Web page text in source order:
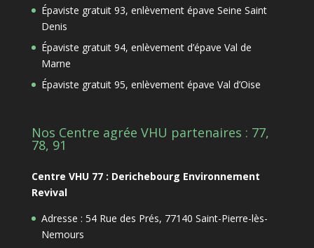
Épaviste gratuit 93, enlèvement épave Seine Saint
Denis
Épaviste gratuit 94, enlèvement d’épave Val de
Marne
Épaviste gratuit 95, enlèvement épave Val d’Oise
Nos Centre agrée VHU partenaires : 77,
78, 91
Centre VHU 77 : Derichebourg Environnement
Revival
Adresse : 54 Rue des Prés, 77140 Saint-Pierre-lès-
Nemours